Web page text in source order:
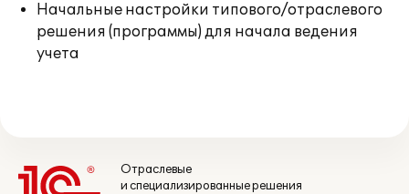
Начальные настройки типового/отраслевого
решения (программы) для начала ведения
учета
Отраслевые
и специализированные решения